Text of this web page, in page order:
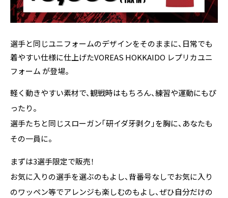
選手と同じユニフォームのデザインをそのままに、日常でも
着やすい仕様に仕上げたVOREAS HOKKAIDO レプリカユニ
フォーム が登場。
軽く動きやすい素材で、観戦時はもちろん、練習や運動にもぴ
ったり。
選手たちと同じスローガン「研イダ牙剥ク」を胸に、あなたも
その一員に。
まずは3選手限定で販売！
お気に入りの選手を選ぶのもよし、背番号なしでお気に入り
のワッペン等でアレンジも楽しむのもよし、ぜひ自分だけの